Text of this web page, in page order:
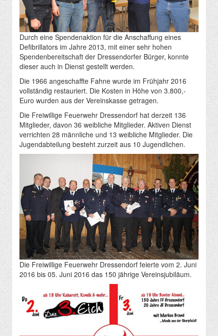
Durch eine Spendenaktion für die Anschaffung eines
Defibrillators im Jahre 2013, mit einer sehr hohen
Spendenbereitschaft der Dressendorfer Bürger, konnte
dieser auch in Dienst gestellt werden.
Die 1966 angeschaffte Fahne wurde im Frühjahr 2016
vollständig restauriert. Die Kosten in Höhe von 3.800,-
Euro wurden aus der Vereinskasse getragen.
Die Freiwillige Feuerwehr Dressendorf hat derzeit 136
Mitglieder, davon 36 weibliche Mitglieder. Aktiven Dienst
verrichten 28 männliche und 13 weibliche Mitglieder. Die
Jugendabteilung besteht zurzeit aus 10 Jugendlichen.
Die Freiwillige Feuerwehr Dressendorf feierte vom 2. Juni
2016 bis 05. Juni 2016 das 150 jährige Vereinsjubiläum.